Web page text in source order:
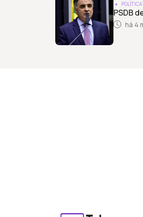
POLÍTICA
PSDB
há 4